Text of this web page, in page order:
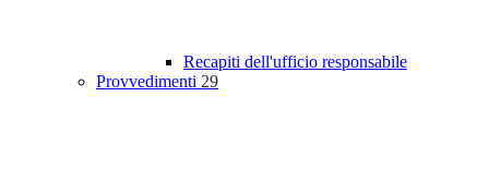
Recapiti dell'ufficio responsabile
Provvedimenti 29